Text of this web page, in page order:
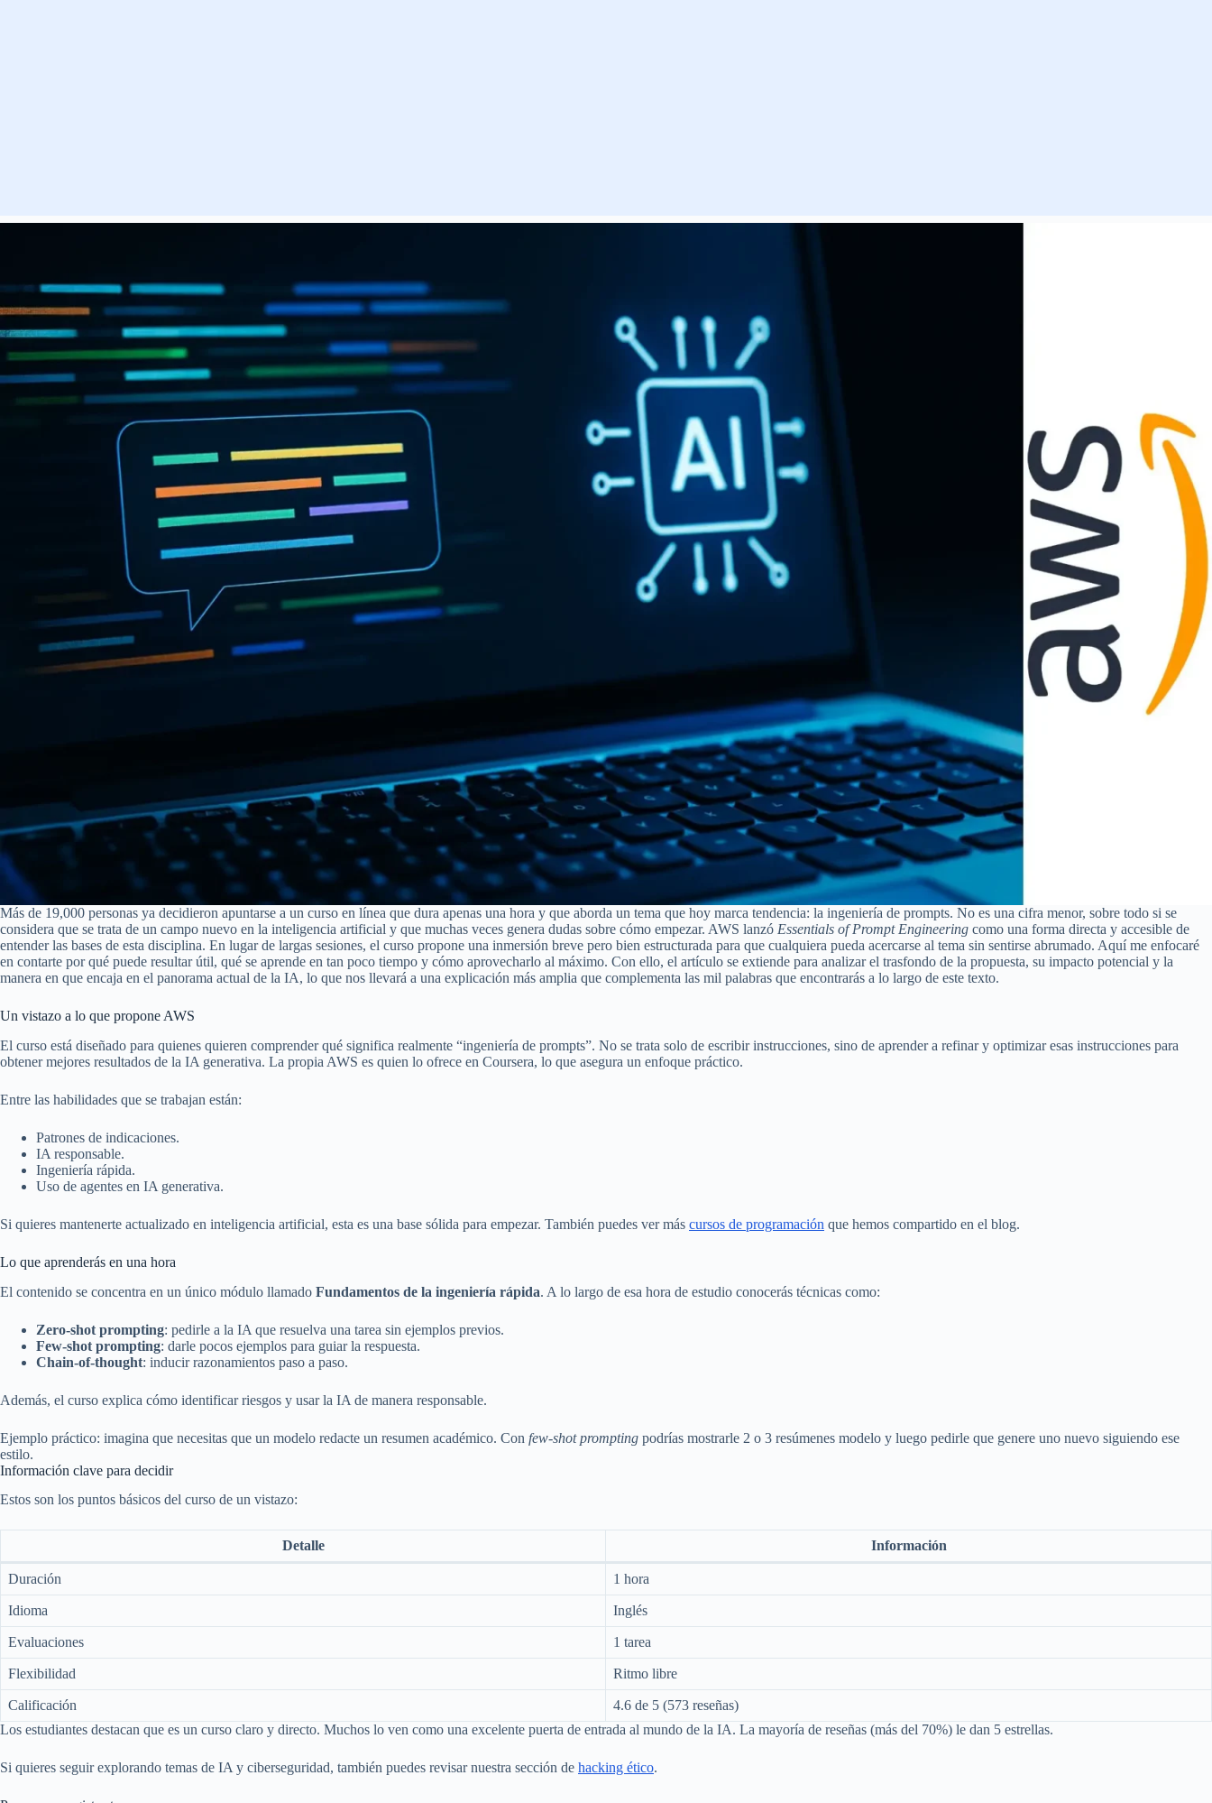
Más de 19,000 personas ya decidieron apuntarse a un curso en línea que dura apenas una hora y que aborda un tema que hoy marca tendencia: la ingeniería de prompts. No es una cifra menor, sobre todo si se
considera que se trata de un campo nuevo en la inteligencia artificial y que muchas veces genera dudas sobre cómo empezar. AWS lanzó Essentials of Prompt Engineering como una forma directa y accesible de
entender las bases de esta disciplina. En lugar de largas sesiones, el curso propone una inmersión breve pero bien estructurada para que cualquiera pueda acercarse al tema sin sentirse abrumado. Aquí me enfocaré
en contarte por qué puede resultar útil, qué se aprende en tan poco tiempo y cómo aprovecharlo al máximo. Con ello, el artículo se extiende para analizar el trasfondo de la propuesta, su impacto potencial y la
manera en que encaja en el panorama actual de la IA, lo que nos llevará a una explicación más amplia que complementa las mil palabras que encontrarás a lo largo de este texto.
Un vistazo a lo que propone AWS
El curso está diseñado para quienes quieren comprender qué significa realmente “ingeniería de prompts”. No se trata solo de escribir instrucciones, sino de aprender a refinar y optimizar esas instrucciones para
obtener mejores resultados de la IA generativa. La propia AWS es quien lo ofrece en Coursera, lo que asegura un enfoque práctico.
Entre las habilidades que se trabajan están:
Patrones de indicaciones.
IA responsable.
Ingeniería rápida.
Uso de agentes en IA generativa.
Si quieres mantenerte actualizado en inteligencia artificial, esta es una base sólida para empezar. También puedes ver más cursos de programación que hemos compartido en el blog.
Lo que aprenderás en una hora
El contenido se concentra en un único módulo llamado Fundamentos de la ingeniería rápida. A lo largo de esa hora de estudio conocerás técnicas como:
Zero-shot prompting: pedirle a la IA que resuelva una tarea sin ejemplos previos.
Few-shot prompting: darle pocos ejemplos para guiar la respuesta.
Chain-of-thought: inducir razonamientos paso a paso.
Además, el curso explica cómo identificar riesgos y usar la IA de manera responsable.
Ejemplo práctico: imagina que necesitas que un modelo redacte un resumen académico. Con few-shot prompting podrías mostrarle 2 o 3 resúmenes modelo y luego pedirle que genere uno nuevo siguiendo ese
estilo.
Información clave para decidir
Estos son los puntos básicos del curso de un vistazo:
Detalle Información
Duración 1 hora
Idioma Inglés
Evaluaciones 1 tarea
Flexibilidad Ritmo libre
Calificación
4.6 de 5 (573 reseñas)
Los estudiantes destacan que es un curso claro y directo. Muchos lo ven como una excelente puerta de entrada al mundo de la IA. La mayoría de reseñas (más del 70%) le dan 5 estrellas.
Si quieres seguir explorando temas de IA y ciberseguridad, también puedes revisar nuestra sección de hacking ético.